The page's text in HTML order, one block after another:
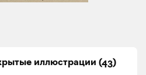
иллюстрации (43)